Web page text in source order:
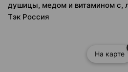
душицы, медом и витамином с,
Тэк Россия
На карте